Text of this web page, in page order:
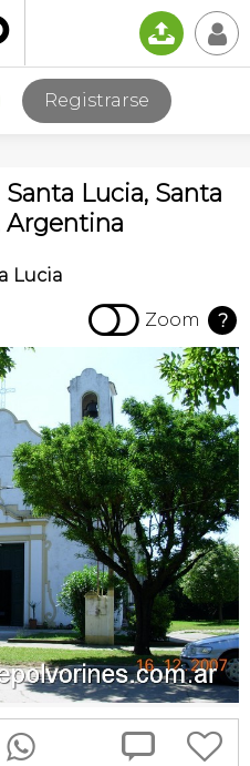
📤 👤
Registrarse
Lucia, Santa
Argentina
Lucia
 Zoom ?
 